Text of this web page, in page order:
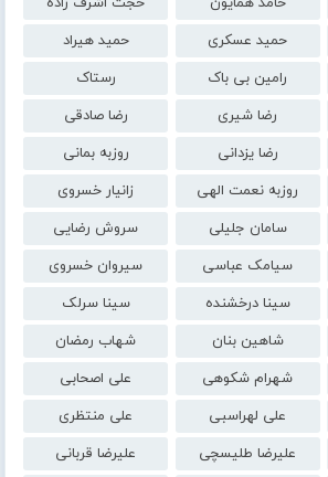
حمید عسکری
حمید هیراد
رامین بی باک
رستاک
رضا شیری
رضا صادقی
رضا یزدانی
روزبه بمانی
روزبه نعمت الهی
زانیار خسروی
سامان جلیلی
سروش رضایی
سیامک عباسی
سیروان خسروی
سینا درخشنده
سینا سرلک
شاهین بنان
شهاب رمضان
شهرام شکوهی
علی اصحابی
علی لهراسبی
علی منتظری
علیرضا طلیسچی
علیرضا قربانی